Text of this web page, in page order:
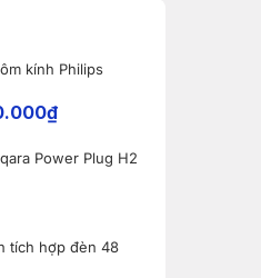
kính Philips
₫
Power Plug H2
tích hợp đèn 48